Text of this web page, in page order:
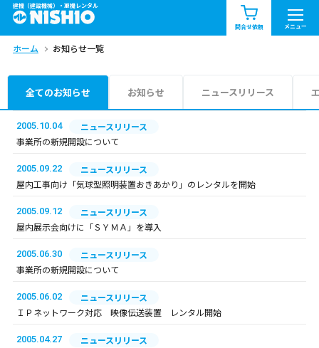
建機（建設機械）・重機レンタル
問合せ依頼 メニュー
商品一覧 お知らせ一覧
問合せ依頼リスト
エリア情報を見る
ホーム お知らせ一覧
全てのお知らせ お知らせ ニュースリリース
2005.10.04
ニュースリリース
事業所の新規開設について
2005.09.22
ニュースリリース
屋内工事向け「気球型照明装置おきあかり」のレンタルを開始
2005.09.12
ニュースリリース
屋内展示会向けに「ＳＹＭＡ」を導入
2005.06.30
ニュースリリース
事業所の新規開設について
2005.06.02
ニュースリリース
ＩＰネットワーク対応 映像伝送装置 レンタル開始
2005.04.27
ニュースリリース